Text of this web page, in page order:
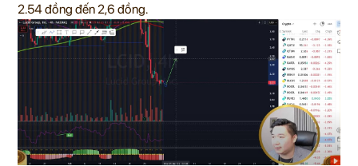
2.54 đồng đến 2,6 đồng.